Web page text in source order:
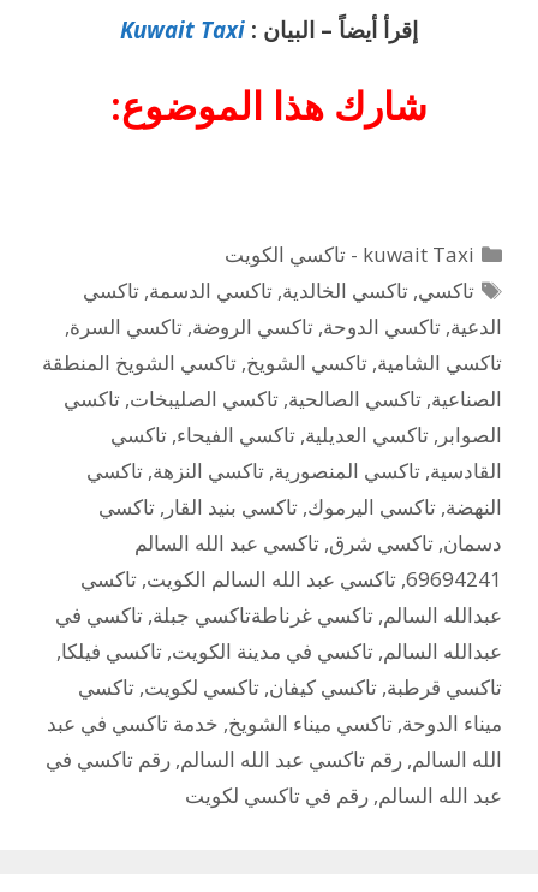
إقرأ أيضاً – البيان : Kuwait Taxi
شارك هذا الموضوع:
التصنيفات
kuwait Taxi - تاكسي الكويت
الوسوم
تاكسي,تاكسي الخالدية,تاكسي الدسمة,تاكسي
الدعية, تاكسي الدوحة, تاكسي الروضة, تاكسي السرة,
تاكسي الشامية, تاكسي الشويخ, تاكسي الشويخ المنطقة
الصناعية, تاكسي الصالحية, تاكسي الصليبخات, تاكسي
الصوابر , تاكسي العديلية, تاكسي الفيحاء, تاكسي
القادسية, تاكسي المنصورية, تاكسي النزهة, تاكسي
النهضة, تاكسي اليرموك, تاكسي بنيد القار , تاكسي
دسمان, تاكسي شرق, تاكسي عبد الله السالم
69694241
, تاكسي عبد الله السالم الكويت, تاكسي
عبدالله السالم, تاكسي غرناطةتاكسي جبلة, تاكسي في
عبدالله السالم, تاكسي في مدينة الكويت, تاكسي فيلكا,
تاكسي قرطبة, تاكسي كيفان, تاكسي لكويت, تاكسي
ميناء الدوحة, تاكسي ميناء الشويخ, خدمة تاكسي في عبد
الله السالم, رقم تاكسي عبد الله السالم, رقم تاكسي في
عبد الله السالم, رقم في تاكسي لكويت